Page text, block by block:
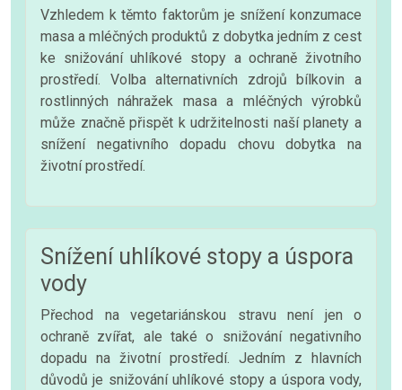
Vzhledem k těmto faktorům je snížení konzumace
masa a mléčných produktů z dobytka jedním z cest
ke snižování uhlíkové stopy a ochraně životního
prostředí. Volba alternativních zdrojů bílkovin a
rostlinných náhražek masa a mléčných výrobků
může značně přispět k udržitelnosti naší planety a
snížení negativního dopadu chovu dobytka na
životní prostředí.
Snížení uhlíkové stopy a úspora
vody
Přechod na vegetariánskou stravu není jen o
ochraně zvířat, ale také o snižování negativního
dopadu na životní prostředí. Jedním z hlavních
důvodů je snižování uhlíkové stopy a úspora vody,